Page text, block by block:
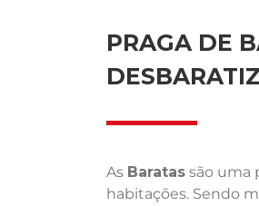
PRAGA DE
As Baratas são uma
habitações. Sendo